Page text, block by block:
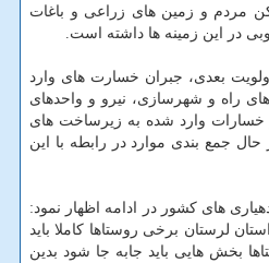
مردم و زمین های زراعی و باغات
در این زمینه ها داشته است.
بعدی، جبران خسارت های وارد
راه و شهرسازی، نیرو و واحدهای
وارد شده به زیرساخت های
جمع بندی موارد در رابطه با این
های كشور در ادامه اظهار نمود:
لرستان برخی روستاها كاملا باید
بخش هایی باید جابه جا شود بدین